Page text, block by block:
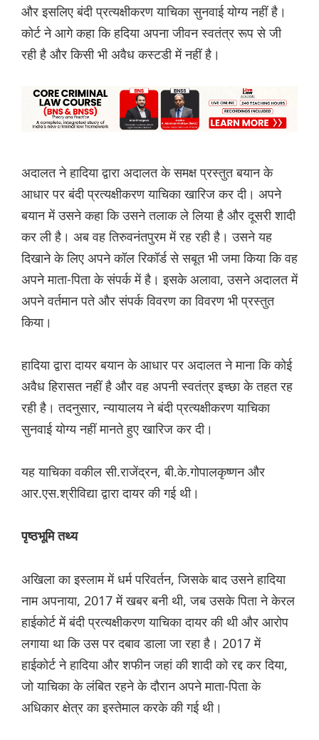
और इसलिए बंदी प्रत्यक्षीकरण याचिका सुनवाई योग्य नहीं है।
कोर्ट ने आगे कहा कि हदिया अपना जीवन स्वतंत्र रूप से जी
रही है और किसी भी अवैध कस्टडी में नहीं है।
अदालत ने हादिया द्वारा अदालत के समक्ष प्रस्तुत बयान के
आधार पर बंदी प्रत्यक्षीकरण याचिका खारिज कर दी। अपने
बयान में उसने कहा कि उसने तलाक ले लिया है और दूसरी शादी
कर ली है। अब वह तिरुवनंतपुरम में रह रही है। उसने यह
दिखाने के लिए अपने कॉल रिकॉर्ड से सबूत भी जमा किया कि वह
अपने माता-पिता के संपर्क में है। इसके अलावा, उसने अदालत में
अपने वर्तमान पते और संपर्क विवरण का विवरण भी प्रस्तुत
किया।
हादिया द्वारा दायर बयान के आधार पर अदालत ने माना कि कोई
अवैध हिरासत नहीं है और वह अपनी स्वतंत्र इच्छा के तहत रह
रही है। तदनुसार, न्यायालय ने बंदी प्रत्यक्षीकरण याचिका
सुनवाई योग्य नहीं मानते हुए खारिज कर दी।
यह याचिका वकील सी.राजेंद्रन, बी.के.गोपालकृष्णन और
आर.एस.श्रीविद्या द्वारा दायर की गई थी।
पृष्ठभूमि तथ्य
अखिला का इस्लाम में धर्म परिवर्तन, जिसके बाद उसने हादिया
नाम अपनाया, 2017 में खबर बनी थी, जब उसके पिता ने केरल
हाईकोर्ट में बंदी प्रत्यक्षीकरण याचिका दायर की थी और आरोप
लगाया था कि उस पर दबाव डाला जा रहा है। 2017 में
हाईकोर्ट ने हादिया और शफीन जहां की शादी को रद्द कर दिया,
जो याचिका के लंबित रहने के दौरान अपने माता-पिता के
अधिकार क्षेत्र का इस्तेमाल करके की गई थी।